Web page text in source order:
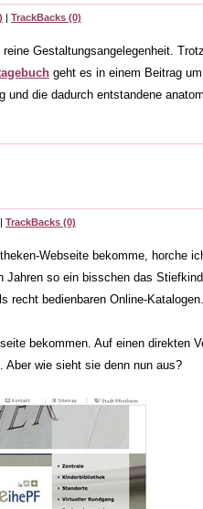
| TrackBacks (0)
Gestaltungsangelegenheit.
geht es in einem Beitrag
und die dadurch entstandene
| TrackBacks (0)
Webseite bekomme, horche
Jahren so ein bisschen das
recht bedienbaren Online-Katalogen.
bekommen. Auf einen direkten
wie sieht sie denn nun aus?